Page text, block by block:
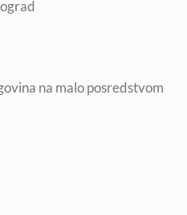
na malo posredstvom